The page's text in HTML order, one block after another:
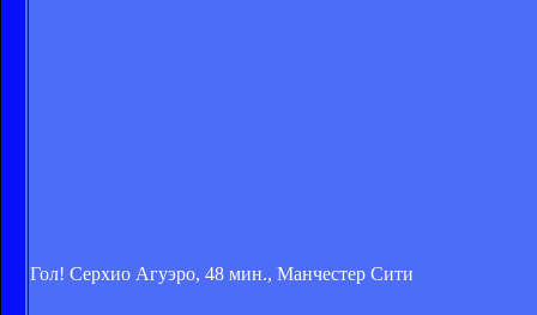
Гол! Серхио Агуэро, 48 мин., Манчестер Сити